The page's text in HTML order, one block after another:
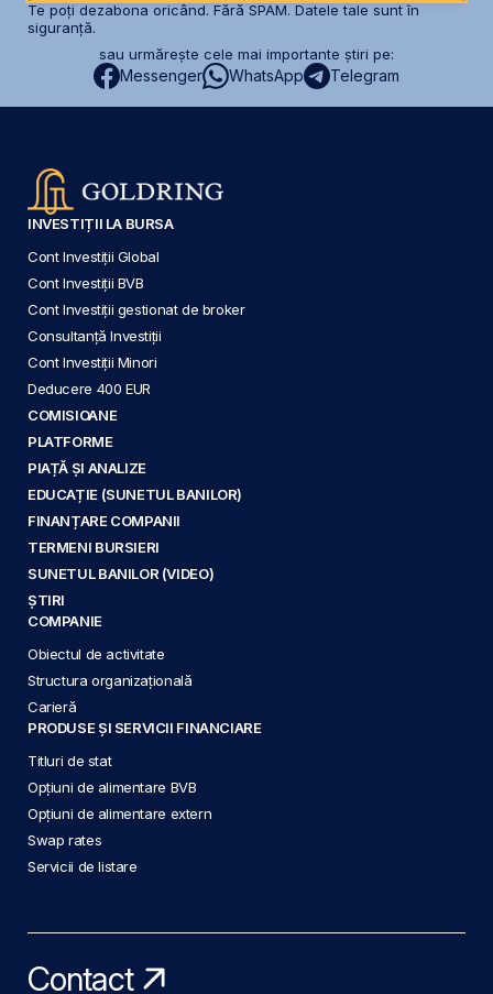
Te poți dezabona oricând. Fără SPAM. Datele tale sunt în
siguranță.
sau urmărește cele mai importante știri pe:
Messenger WhatsApp Telegram
INVESTIȚII LA BURSA
Cont Investiții Global
Cont Investiții BVB
Cont Investiții gestionat de broker
Consultanță Investiții
Cont Investiții Minori
Deducere 400 EUR
COMISIOANE
PLATFORME
PIAȚĂ ȘI ANALIZE
EDUCAȚIE (SUNETUL BANILOR)
FINANȚARE COMPANII
TERMENI BURSIERI
SUNETUL BANILOR (VIDEO)
ȘTIRI
COMPANIE
Obiectul de activitate
Structura organizațională
Carieră
PRODUSE ȘI SERVICII FINANCIARE
Titluri de stat
Opțiuni de alimentare BVB
Opțiuni de alimentare extern
Swap rates
Servicii de listare
Contact